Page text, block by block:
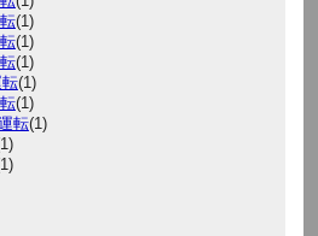
(1)
(1)
(1)
(1)
(1)
転(1)